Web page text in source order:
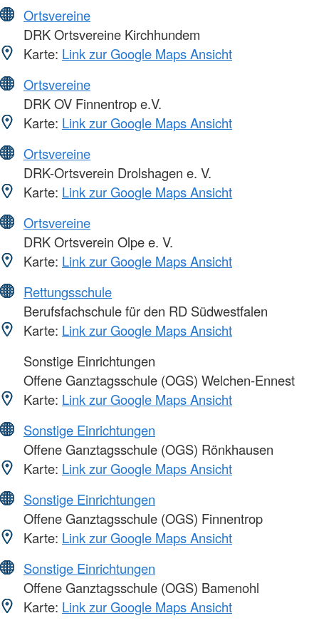
Ortsvereine
DRK Ortsvereine Kirchhundem
Karte: Link zur Google Maps Ansicht
Ortsvereine
DRK OV Finnentrop e.V.
Karte: Link zur Google Maps Ansicht
Ortsvereine
DRK-Ortsverein Drolshagen e. V.
Karte: Link zur Google Maps Ansicht
Ortsvereine
DRK Ortsverein Olpe e. V.
Karte: Link zur Google Maps Ansicht
Rettungsschule
Berufsfachschule für den RD Südwestfalen
Karte: Link zur Google Maps Ansicht
Sonstige Einrichtungen
Offene Ganztagsschule (OGS) Welchen-Ennest
Karte: Link zur Google Maps Ansicht
Sonstige Einrichtungen
Offene Ganztagsschule (OGS) Rönkhausen
Karte: Link zur Google Maps Ansicht
Sonstige Einrichtungen
Offene Ganztagsschule (OGS) Finnentrop
Karte: Link zur Google Maps Ansicht
Sonstige Einrichtungen
Offene Ganztagsschule (OGS) Bamenohl
Karte: Link zur Google Maps Ansicht